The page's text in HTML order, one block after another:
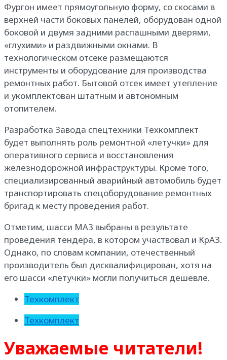
Фургон имеет прямоугольную форму, со скосами в
верхней части боковых панелей, оборудован одной
боковой и двумя задними распашными дверями,
«глухими» и раздвижными окнами. В
технологическом отсеке размещаются
инструменты и оборудование для производства
ремонтных работ. Бытовой отсек имеет утепление
и укомплектован штатным и автономным
отопителем.
Разработка Завода спецтехники Техкомплект
будет выполнять роль ремонтной «летучки» для
оперативного сервиса и восстановления
железнодорожной инфраструктуры. Кроме того,
специализированный аварийный автомобиль будет
транспортировать спецоборудование ремонтных
бригад к месту проведения работ.
Отметим, шасси МАЗ выбраны в результате
проведения тендера, в котором участвовал и КрАЗ.
Однако, по словам компании, отечественный
производитель был дисквалифицирован, хотя на
его шасси «летучки» могли получиться дешевле.
Техкомплект
Техкомплект
Уважаемые читатели!